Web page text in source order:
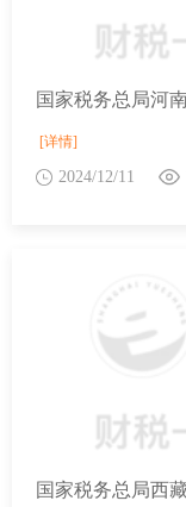
[详情]
2024/12/11